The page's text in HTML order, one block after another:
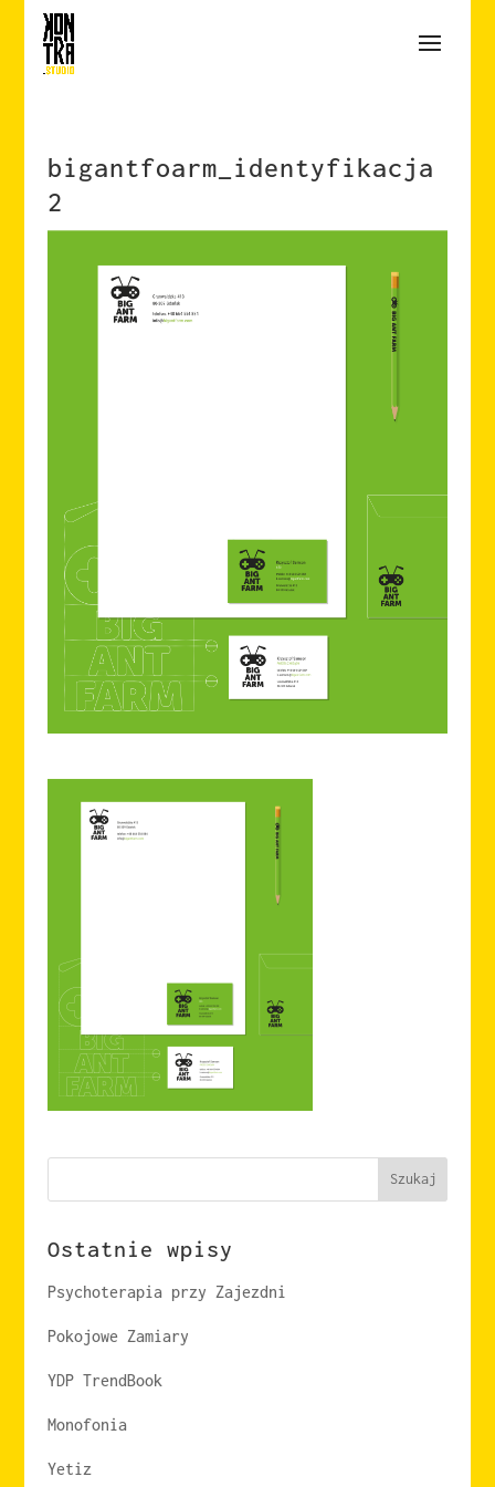
bigantfoarm_identyfikacja
2
Szukaj
Ostatnie wpisy
Psychoterapia przy Zajezdni
Pokojowe Zamiary
YDP TrendBook
Monofonia
Yetiz